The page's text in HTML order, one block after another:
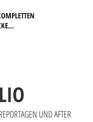
UND AFTER